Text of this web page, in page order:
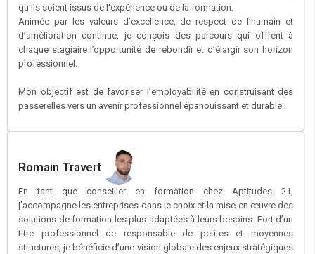
qu'ils soient issus de l'expérience ou de la formation.
Animée par les valeurs d’excellence, de respect de l’humain et
d’amélioration continue, je conçois des parcours qui offrent à
chaque stagiaire l’opportunité de rebondir et d’élargir son horizon
professionnel.
Mon objectif est de favoriser l’employabilité en construisant des
passerelles vers un avenir professionnel épanouissant et durable.
Romain Travert
En tant que conseiller en formation chez Aptitudes 21,
j’accompagne les entreprises dans le choix et la mise en œuvre des
solutions de formation les plus adaptées à leurs besoins. Fort d’un
titre professionnel de responsable de petites et moyennes
structures, je bénéficie d’une vision globale des enjeux stratégiques